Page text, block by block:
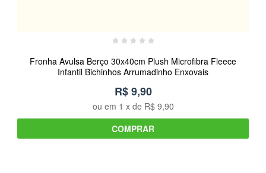
Fronha Avulsa Berço 30x40cm Plush Microfibra Fleece
Infantil Bichinhos Arrumadinho Enxovais
R$ 9,90
ou em 1 x de R$ 9,90
COMPRAR